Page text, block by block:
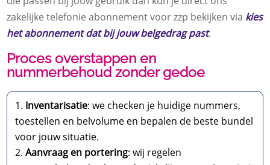
zakelijke telefonie abonnement voor zzp bekijken via kies
het abonnement dat bij jouw belgedrag past.
Proces overstappen en
nummerbehoud zonder gedoe
Inventarisatie: we checken je huidige nummers,
toestellen en belvolume en bepalen de beste bundel
voor jouw situatie.
Aanvraag en portering: wij regelen